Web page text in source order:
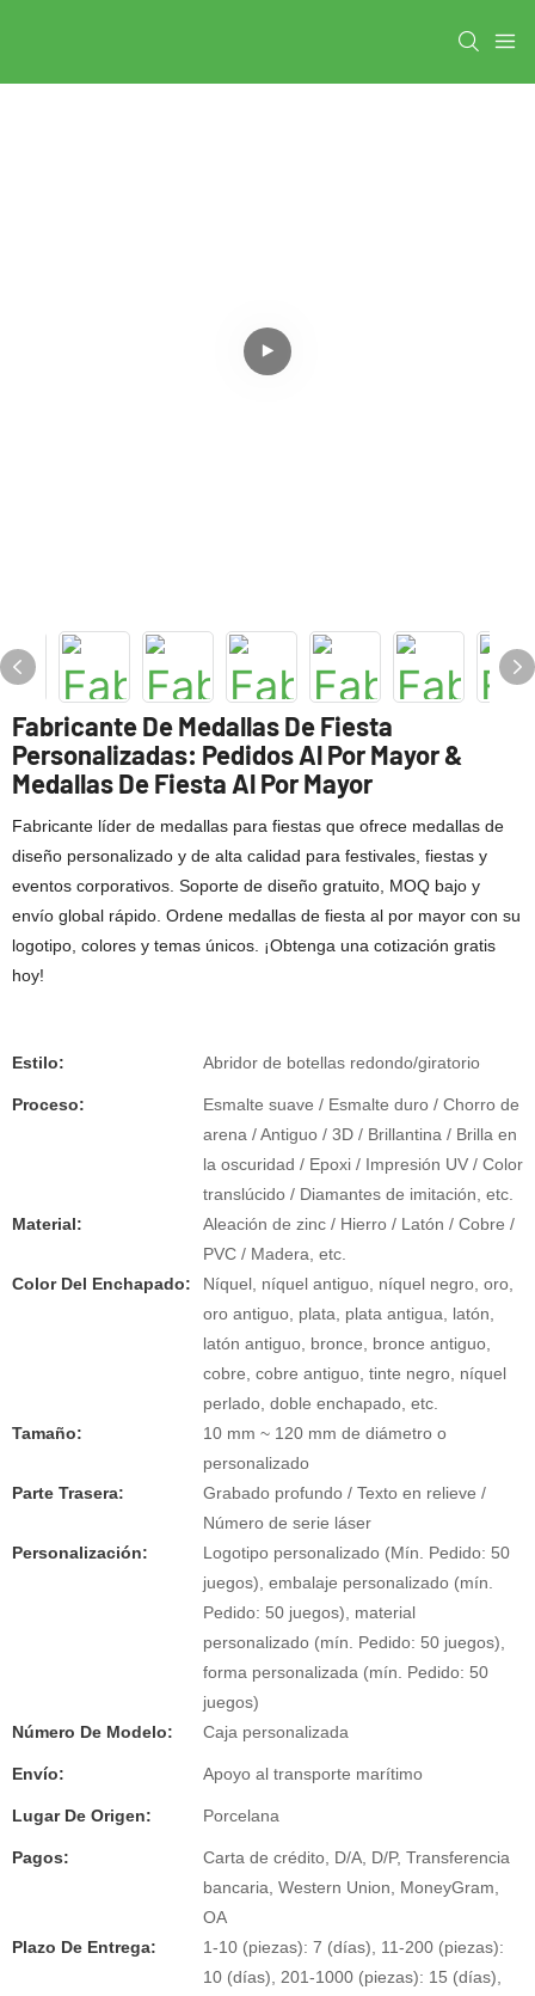
Fabricante De Medallas De Fiesta
Personalizadas: Pedidos Al Por Mayor &
Medallas De Fiesta Al Por Mayor
Fabricante líder de medallas para fiestas que ofrece medallas de
diseño personalizado y de alta calidad para festivales, fiestas y
eventos corporativos. Soporte de diseño gratuito, MOQ bajo y
envío global rápido. Ordene medallas de fiesta al por mayor con su
logotipo, colores y temas únicos. ¡Obtenga una cotización gratis
hoy!
Estilo: Abridor de botellas redondo/giratorio
Proceso:
Esmalte suave / Esmalte duro / Chorro de
arena / Antiguo / 3D / Brillantina / Brilla en
la oscuridad / Epoxi / Impresión UV / Color
translúcido / Diamantes de imitación, etc.
Material:
Aleación de zinc / Hierro / Latón / Cobre /
PVC / Madera, etc.
Color Del Enchapado:
Níquel, níquel antiguo, níquel negro, oro,
oro antiguo, plata, plata antigua, latón,
latón antiguo, bronce, bronce antiguo,
cobre, cobre antiguo, tinte negro, níquel
perlado, doble enchapado, etc.
Tamaño:
10 mm ~ 120 mm de diámetro o
personalizado
Parte Trasera:
Grabado profundo / Texto en relieve /
Número de serie láser
Personalización:
Logotipo personalizado (Mín. Pedido: 50
juegos), embalaje personalizado (mín.
Pedido: 50 juegos), material
personalizado (mín. Pedido: 50 juegos),
forma personalizada (mín. Pedido: 50
juegos)
Número De Modelo:
Caja personalizada
Envío: Apoyo al transporte marítimo
Lugar De Origen: Porcelana
Pagos:
Carta de crédito, D/A, D/P, Transferencia
bancaria, Western Union, MoneyGram,
OA
Plazo De Entrega:
1-10 (piezas): 7 (días), 11-200 (piezas):
10 (días), 201-1000 (piezas): 15 (días),